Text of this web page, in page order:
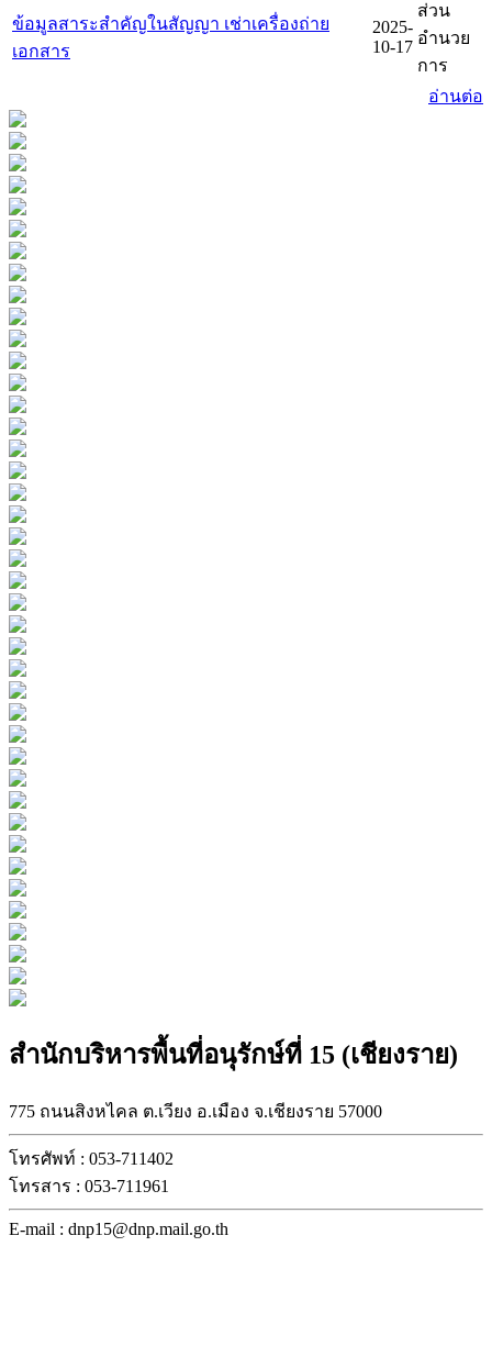
ข้อมูลสาระสำคัญในสัญญา เช่าเครื่องถ่าย
เอกสาร
2025-
10-17
ส่วน
อำนวย
การ
อ่านต่อ
สำนักบริหารพื้นที่อนุรักษ์ที่ 15 (เชียงราย)
775 ถนนสิงหไคล ต.เวียง อ.เมือง จ.เชียงราย 57000
โทรศัพท์ : 053-711402
โทรสาร : 053-711961
E-mail : dnp15@dnp.mail.go.th